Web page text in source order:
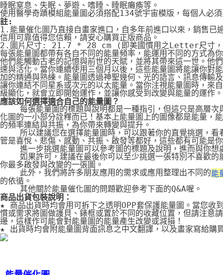
睡眠窒息、失眠、夢遊、嗜睡、睡眠癱瘓等。
使用醫學奇蹟模組能量圖必須搭配134號宇宙模版，每個人必
註:
1.能量催化圖乃直接自畫家進口，自多年前進口以來，銷售已
信用可靠值得您信賴，請安心購買正版商品。
2.圖片尺寸: 21.7 * 28 cm (即美國慣用之Letter尺寸，
每張能量圖都帶有各自不同的能量頻率，能運用不同的方式為
他們能觸動古老的記憶與前世的天賦，並將其帶來這一世。他
速與活化。當你連續使用三個月以後，這些能量圖將能讓你對
加的精通與熟練。能量圖透過神聖幾何、光的語言、訊息傳輸
讓你連結不同星系或次元的以太能量。當你注視能量圖時，來
級顯化，就會立即開始運作，並讓你感受到改變與能量的運作。
應該如何選擇適合自己的能量圖？
每張能量圖的標題與說明都是一種指引，但這只是高層次
化圖的一小部分詮釋而已！基本上能量圖上的圖像都是能量，
的頻率連結與共振，為你帶來轉變與提升。
所以建議您在選擇能量圖時，可以跟著你的直覺挑選，看
管是喜悅、悲傷、感動、共振、啟發等都好，這些都有可能是
進一步挑選能量圖可以參考圖的標題及說明，進而與你想
如果許可，建議在最後你可以至少挑選一張特別不喜歡的
你最多啟發與改變的一張圖。
    此外，我們將許多朋友應用的需求或應用整理出不同的
能
的依循。
    其他關於能量催化圖的問題歡迎參考下面的Q&A喔。
商品出貨包裝說明：
★ 商品出貨時均會用可拆下之透明OPP套保護能量圖。當您收
慣或需求將圖做護貝、錶框或置於不同的收藏位置，但請注意
邊，這樣作可能會對能量圖的能量產生改變或減損！
★ 出貨時均會附能量圖背面訊息之中文翻譯，以及畫家寫給購